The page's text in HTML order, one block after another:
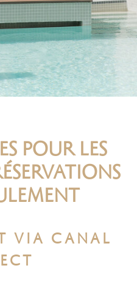
POUR LES
VIA CANAL